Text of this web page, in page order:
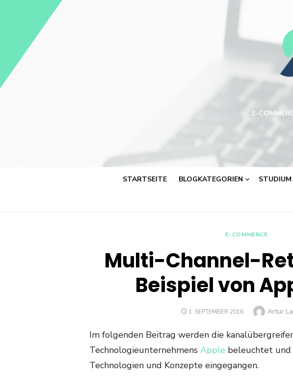
E-
STARTSEITE BLOGKATEGORIEN
E-COMMERCE
Multi-Channel-
Beispiel von
POSTED
1. SEPTEMBER 2016 Author
Artur
Im folgenden Beitrag werden die
Technologieunternehmens Apple beleuchtet und
Technologien und Konzepte eingegangen.